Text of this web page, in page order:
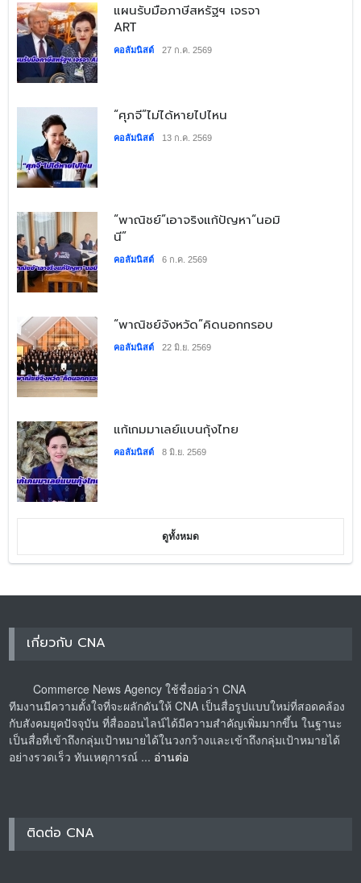
​แผนรับมือภาษีสหรัฐฯ เจรจา
ART
คอลัมนิสต์ 27 ก.ค. 2569
​“ศุภจี”ไม่ได้หายไปไหน
คอลัมนิสต์ 13 ก.ค. 2569
​“พาณิชย์”เอาจริงแก้ปัญหา“นอมิ
นี”
คอลัมนิสต์ 6 ก.ค. 2569
​“พาณิชย์จังหวัด”คิดนอกกรอบ
คอลัมนิสต์ 22 มิ.ย. 2569
​แก้เกมมาเลย์แบนกุ้งไทย
คอลัมนิสต์ 8 มิ.ย. 2569
ดูทั้งหมด
เกี่ยวกับ CNA
Commerce News Agency ใช้ชื่อย่อว่า CNA
ทีมงานมีความตั้งใจที่จะผลักดันให้ CNA เป็นสื่อรูปแบบใหม่ที่สอดคล้อง
กับสังคมยุคปัจจุบัน ที่สื่อออนไลน์ได้มีความสำคัญเพิ่มมากขึ้น ในฐานะ
เป็นสื่อที่เข้าถึงกลุ่มเป้าหมายได้ในวงกว้างและเข้าถึงกลุ่มเป้าหมายได้
อย่างรวดเร็ว ทันเหตุการณ์ ... อ่านต่อ
ติดต่อ CNA